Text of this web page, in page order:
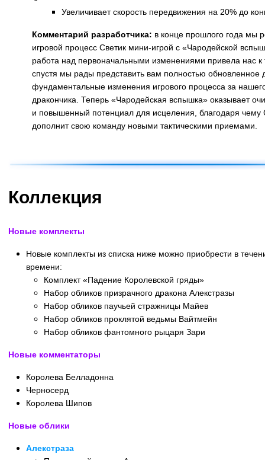
Увеличивает скорость передвижения на 20% до
Комментарий разработчика: в конце прошлого года мы
игровой процесс Светик мини-игрой с «Чародейской
работа над первоначальными изменениями привела нас к
спустя мы рады представить вам полностью обновленное
фундаментальные изменения игрового процесса за
дракончика. Теперь «Чародейская вспышка» оказывает
и повышенный потенциал для исцеления, благодаря чему
дополнит свою команду новыми тактическими приемами.
Коллекция
Новые комплекты
Новые комплекты из списка ниже можно приобрести в
времени:
Комплект «Падение Королевской гряды»
Набор обликов призрачного дракона Алекстразы
Набор обликов паучьей стражницы Майев
Набор обликов проклятой ведьмы Вайтмейн
Набор обликов фантомного рыцаря Зари
Новые комментаторы
Королева Белладонна
Черносерд
Королева Шипов
Новые облики
Алекстраза